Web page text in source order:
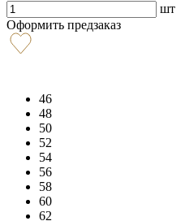
шт
Оформить предзаказ
46
48
50
52
54
56
58
60
62